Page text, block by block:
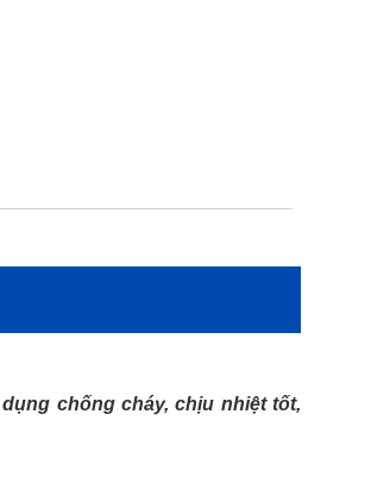
chống cháy, chịu nhiệt tốt,